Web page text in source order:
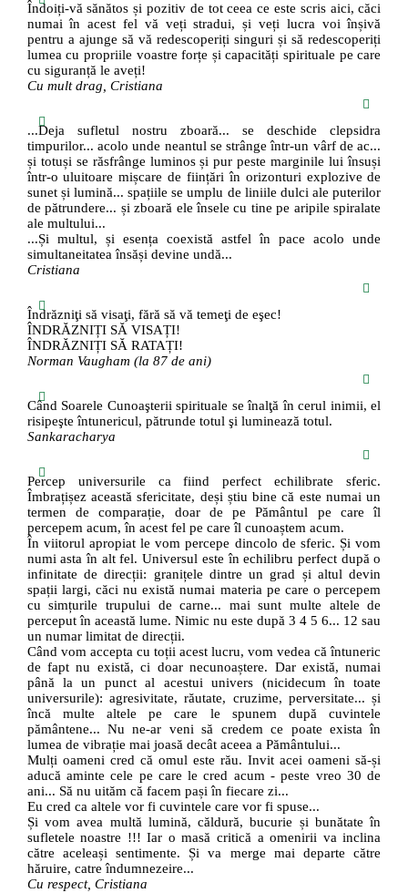
Îndoiți-vă sănătos și pozitiv de tot ceea ce este scris aici, căci
numai în acest fel vă veți stradui, și veți lucra voi înșivă
pentru a ajunge să vă redescoperiți singuri și să redescoperiți
lumea cu propriile voastre forțe și capacități spirituale pe care
cu siguranță le aveți!
Cu mult drag, Cristiana
...Deja sufletul nostru zboară... se deschide clepsidra
timpurilor... acolo unde neantul se strânge într-un vârf de ac...
și totuși se răsfrânge luminos și pur peste marginile lui însuși
într-o uluitoare mișcare de ființări în orizonturi explozive de
sunet și lumină... spațiile se umplu de liniile dulci ale puterilor
de pătrundere... și zboară ele însele cu tine pe aripile spiralate
ale multului...
...Și multul, și esența coexistă astfel în pace acolo unde
simultaneitatea însăși devine undă...
Cristiana
Îndrăzniţi să visaţi, fără să vă temeţi de eşec!
ÎNDRĂZNIȚI SĂ VISAȚI!
ÎNDRĂZNIȚI SĂ RATAȚI!
Norman Vaugham (la 87 de ani)
Când Soarele Cunoaşterii spirituale se înalţă în cerul inimii, el
risipeşte întunericul, pătrunde totul şi luminează totul.
Sankaracharya
Percep universurile ca fiind perfect echilibrate sferic.
Îmbrațișez această sfericitate, deși știu bine că este numai un
termen de comparație, doar de pe Pământul pe care îl
percepem acum, în acest fel pe care îl cunoaștem acum.
În viitorul apropiat le vom percepe dincolo de sferic. Și vom
numi asta în alt fel. Universul este în echilibru perfect după o
infinitate de direcții: granițele dintre un grad și altul devin
spații largi, căci nu există numai materia pe care o percepem
cu simțurile trupului de carne... mai sunt multe altele de
perceput în această lume. Nimic nu este după 3 4 5 6... 12 sau
un numar limitat de direcții.
Când vom accepta cu toții acest lucru, vom vedea că întuneric
de fapt nu există, ci doar necunoaștere. Dar există, numai
până la un punct al acestui univers (nicidecum în toate
universurile): agresivitate, răutate, cruzime, perversitate... și
încă multe altele pe care le spunem după cuvintele
pământene... Nu ne-ar veni să credem ce poate exista în
lumea de vibrație mai joasă decât aceea a Pământului...
Mulți oameni cred că omul este rău. Invit acei oameni să-și
aducă aminte cele pe care le cred acum - peste vreo 30 de
ani... Să nu uităm că facem pași în fiecare zi...
Eu cred ca altele vor fi cuvintele care vor fi spuse...
Și vom avea multă lumină, căldură, bucurie și bunătate în
sufletele noastre !!! Iar o masă critică a omenirii va inclina
către aceleași sentimente. Și va merge mai departe către
hăruire, catre îndumnezeire...
Cu respect, Cristiana